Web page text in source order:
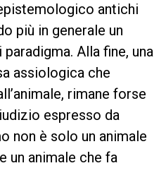
antichi
più in generale un
Alla fine, una
assiologica che
rimane forse
espresso da
non è solo un animale
un animale che fa